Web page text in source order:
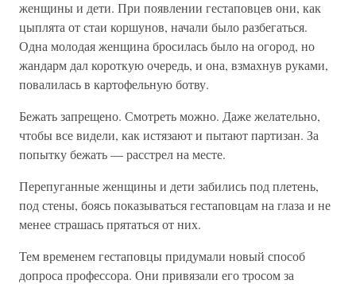
женщины и дети. При появлении гестаповцев они, как
цыплята от стаи коршунов, начали было разбегаться.
Одна молодая женщина бросилась было на огород, но
жандарм дал короткую очередь, и она, взмахнув руками,
повалилась в картофельную ботву.
Бежать запрещено. Смотреть можно. Даже желательно,
чтобы все видели, как истязают и пытают партизан. За
попытку бежать — расстрел на месте.
Перепуганные женщины и дети забились под плетень,
под стены, боясь показываться гестаповцам на глаза и не
менее страшась прятаться от них.
Тем временем гестаповцы придумали новый способ
допроса профессора. Они привязали его тросом за